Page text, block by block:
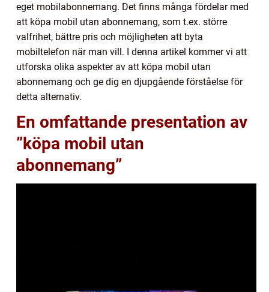
eget mobilabonnemang. Det finns många fördelar med
att köpa mobil utan abonnemang, som t.ex. större
valfrihet, bättre pris och möjligheten att byta
mobiltelefon när man vill. I denna artikel kommer vi att
utforska olika aspekter av att köpa mobil utan
abonnemang och ge dig en djupgående förståelse för
detta alternativ.
En omfattande presentation av
”köpa mobil utan
abonnemang”